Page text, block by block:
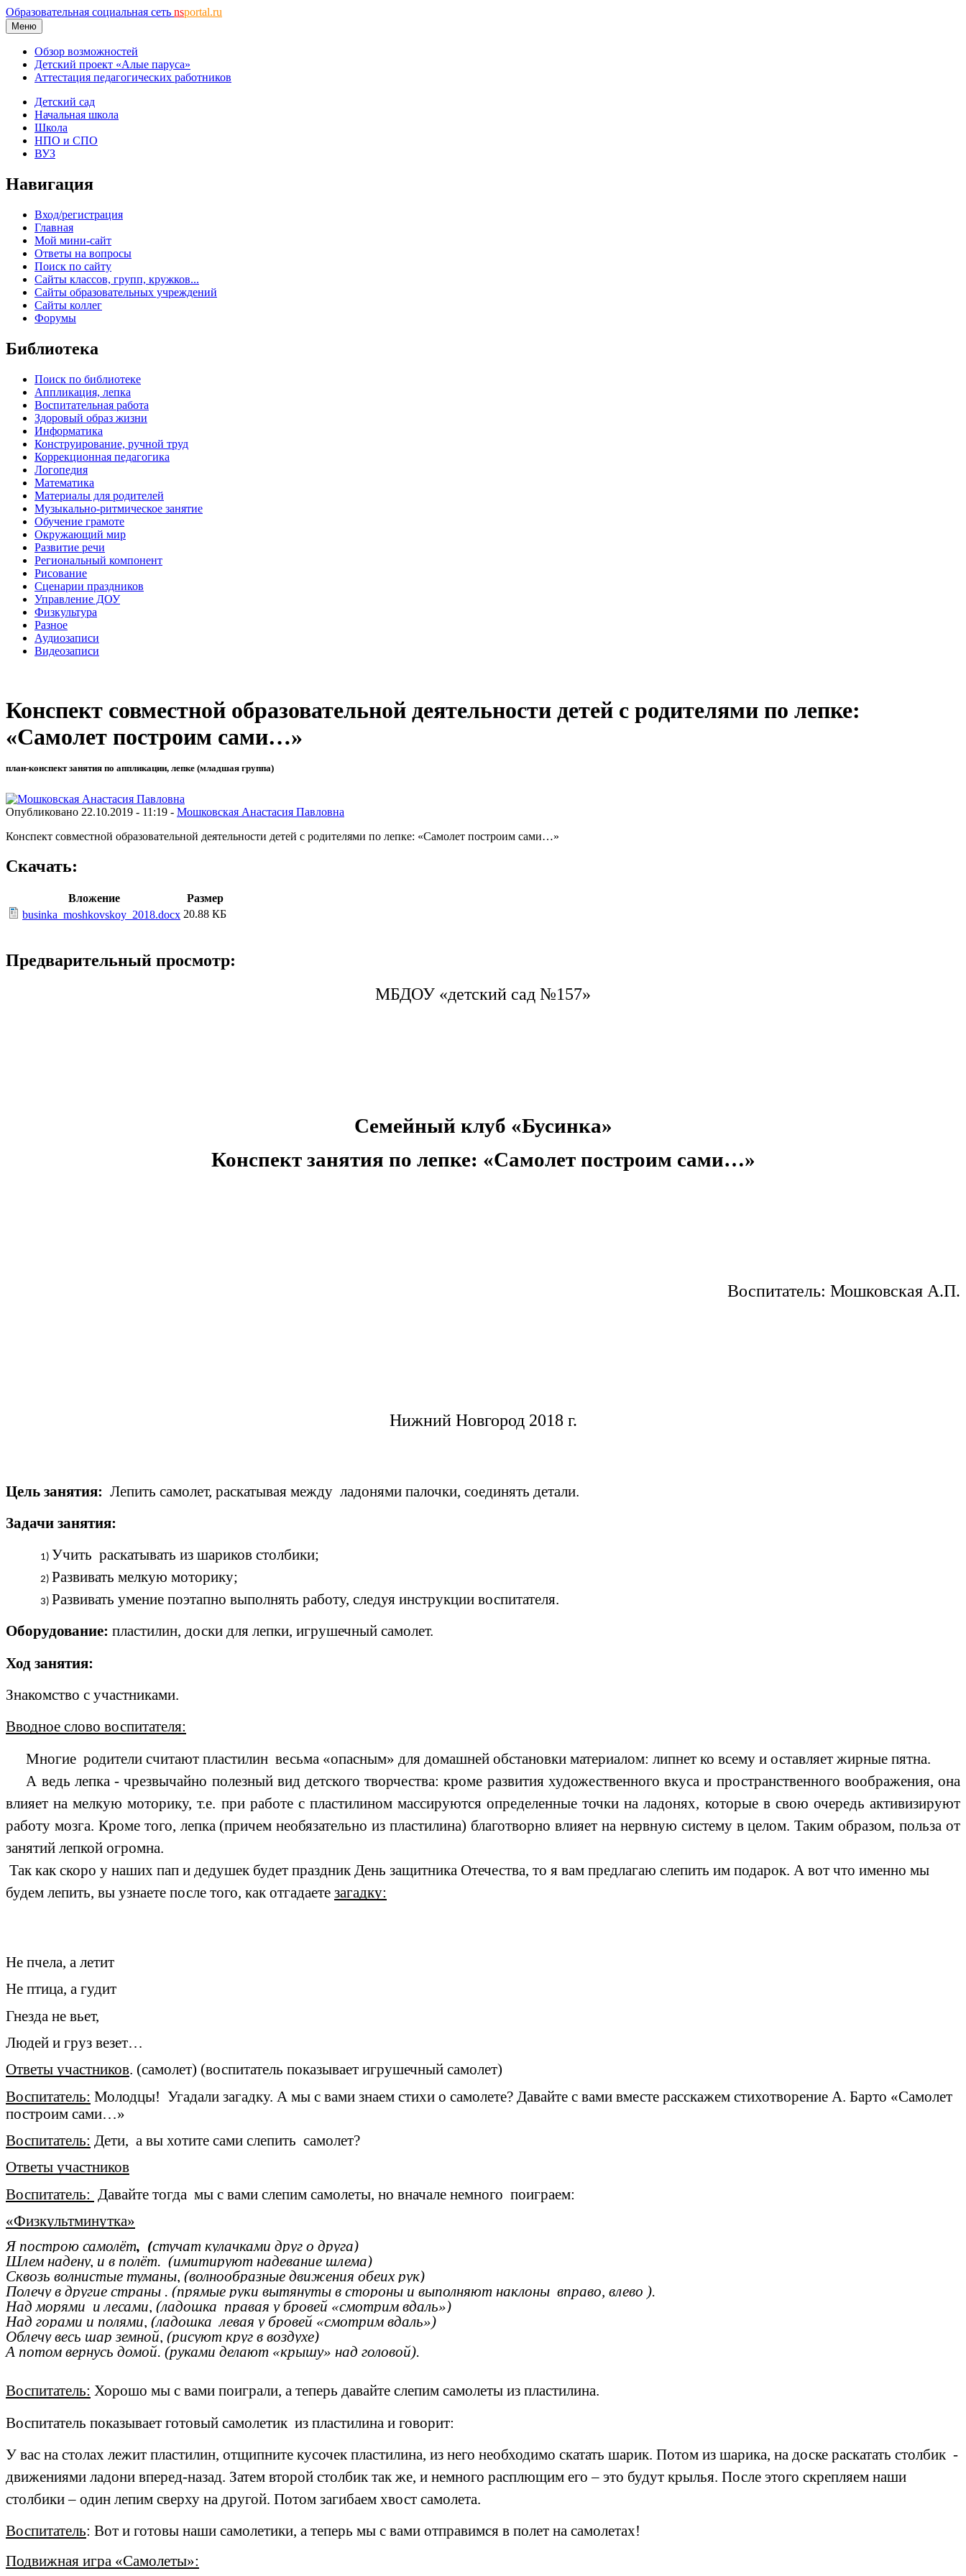
Образовательная социальная сеть nsportal.ru
Меню
Обзор возможностей
Детский проект «Алые паруса»
Аттестация педагогических работников
Детский сад
Начальная школа
Школа
НПО и СПО
ВУЗ
Навигация
Вход/регистрация
Главная
Мой мини-сайт
Ответы на вопросы
Поиск по сайту
Сайты классов, групп, кружков...
Сайты образовательных учреждений
Сайты коллег
Форумы
Библиотека
Поиск по библиотеке
Аппликация, лепка
Воспитательная работа
Здоровый образ жизни
Информатика
Конструирование, ручной труд
Коррекционная педагогика
Логопедия
Математика
Материалы для родителей
Музыкально-ритмическое занятие
Обучение грамоте
Окружающий мир
Развитие речи
Региональный компонент
Рисование
Сценарии праздников
Управление ДОУ
Физкультура
Разное
Аудиозаписи
Видеозаписи
Конспект совместной образовательной деятельности детей с родителями по лепке:
«Самолет построим сами…»
план-конспект занятия по аппликации, лепке (младшая группа)
Опубликовано 22.10.2019 - 11:19 - Мошковская Анастасия Павловна
Конспект совместной образовательной деятельности детей с родителями по лепке: «Самолет построим сами…»
Скачать:
Вложение
Размер
businka_moshkovskoy_2018.docx 20.88 КБ
Предварительный просмотр:
МБДОУ «детский сад №157»
Семейный клуб «Бусинка»
Конспект занятия по лепке: «Самолет построим сами…»
Воспитатель: Мошковская А.П.
Нижний Новгород 2018 г.
Цель занятия: Лепить самолет, раскатывая между ладонями палочки, соединять детали.
Задачи занятия:
Учить раскатывать из шариков столбики;
Развивать мелкую моторику;
Развивать умение поэтапно выполнять работу, следуя инструкции воспитателя.
Оборудование: пластилин, доски для лепки, игрушечный самолет.
Ход занятия:
Знакомство с участниками.
Вводное слово воспитателя:
Многие родители считают пластилин весьма «опасным» для домашней обстановки материалом: липнет ко всему и оставляет жирные пятна.
А ведь лепка - чрезвычайно полезный вид детского творчества: кроме развития художественного вкуса и пространственного воображения, она
влияет на мелкую моторику, т.е. при работе с пластилином массируются определенные точки на ладонях, которые в свою очередь активизируют
работу мозга. Кроме того, лепка (причем необязательно из пластилина) благотворно влияет на нервную систему в целом. Таким образом, польза от
занятий лепкой огромна.
Так как скоро у наших пап и дедушек будет праздник День защитника Отечества, то я вам предлагаю слепить им подарок. А вот что именно мы
будем лепить, вы узнаете после того, как отгадаете загадку:
Не пчела, а летит
Не птица, а гудит
Гнезда не вьет,
Людей и груз везет…
Ответы участников. (самолет) (воспитатель показывает игрушечный самолет)
Воспитатель: Молодцы! Угадали загадку. А мы с вами знаем стихи о самолете? Давайте с вами вместе расскажем стихотворение А. Барто «Самолет
построим сами…»
Воспитатель: Дети, а вы хотите сами слепить самолет?
Ответы участников
Воспитатель: Давайте тогда мы с вами слепим самолеты, но вначале немного поиграем:
«Физкультминутка»
Я построю самолёт, (стучат кулачками друг о друга)
Шлем надену, и в полёт. (имитируют надевание шлема)
Сквозь волнистые туманы, (волнообразные движения обеих рук)
Полечу в другие страны . (прямые руки вытянуты в стороны и выполняют наклоны вправо, влево ).
Над морями и лесами, (ладошка правая у бровей «смотрим вдаль»)
Над горами и полями, (ладошка левая у бровей «смотрим вдаль»)
Облечу весь шар земной, (рисуют круг в воздухе)
А потом вернусь домой. (руками делают «крышу» над головой).
Воспитатель: Хорошо мы с вами поиграли, а теперь давайте слепим самолеты из пластилина.
Воспитатель показывает готовый самолетик из пластилина и говорит:
У вас на столах лежит пластилин, отщипните кусочек пластилина, из него необходимо скатать шарик. Потом из шарика, на доске раскатать столбик -
движениями ладони вперед-назад. Затем второй столбик так же, и немного расплющим его – это будут крылья. После этого скрепляем наши
столбики – один лепим сверху на другой. Потом загибаем хвост самолета.
Воспитатель: Вот и готовы наши самолетики, а теперь мы с вами отправимся в полет на самолетах!
Подвижная игра «Самолеты»: